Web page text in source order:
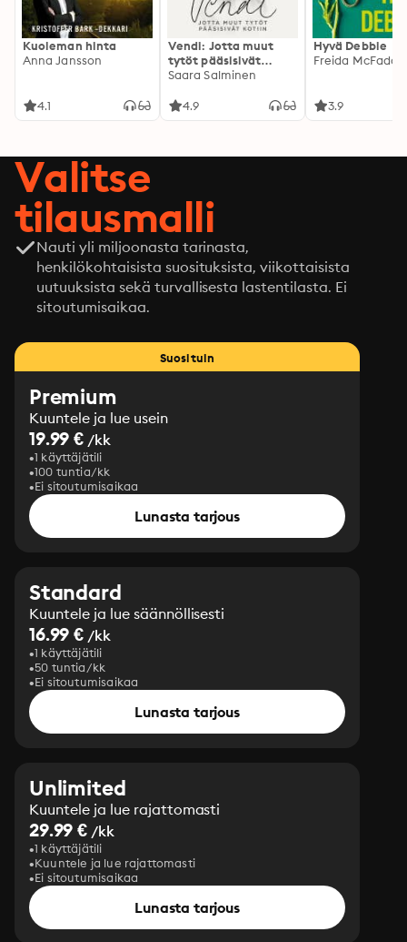
Kuoleman hinta
Anna Jansson
4.1
Vendi: Jotta muut
tytöt pääsisivät
kotiin
Saara Salminen
4.9
Hyvä Debbie
Freida
3.9
Valitse
tilausmalli
Nauti yli miljoonasta tarinasta,
henkilökohtaisista suosituksista, viikottaisista
uutuuksista sekä turvallisesta lastentilasta. Ei
sitoutumisaikaa.
Suosituin
Premium
Kuuntele ja lue usein
19.99 € /kk
1 käyttäjätili
100 tuntia/kk
Ei sitoutumisaikaa
Lunasta tarjous
Standard
Kuuntele ja lue säännöllisesti
16.99 € /kk
1 käyttäjätili
50 tuntia/kk
Ei sitoutumisaikaa
Lunasta tarjous
Unlimited
Kuuntele ja lue rajattomasti
29.99 € /kk
1 käyttäjätili
Kuuntele ja lue rajattomasti
Ei sitoutumisaikaa
Lunasta tarjous